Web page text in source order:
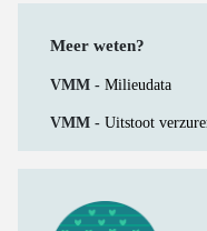
Meer weten?
VMM - Milieudata
VMM - Uitstoot